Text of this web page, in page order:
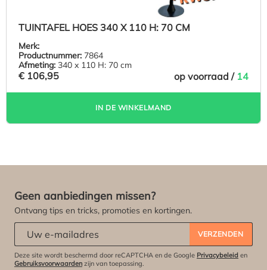
TUINTAFEL HOES 340 X 110 H: 70 CM
Merk:
Productnummer: 7864
Afmeting: 340 x 110 H: 70 cm
€ 106,95 op voorraad / 14
IN DE WINKELMAND
Geen aanbiedingen missen?
Ontvang tips en tricks, promoties en kortingen.
VERZENDEN
Deze site wordt beschermd door reCAPTCHA en de Google Privacybeleid en
Gebruiksvoorwaarden zijn van toepassing.